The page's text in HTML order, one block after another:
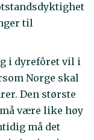
til
i dyrefôret vil i
Norge skal
Den største
være like høy
må det